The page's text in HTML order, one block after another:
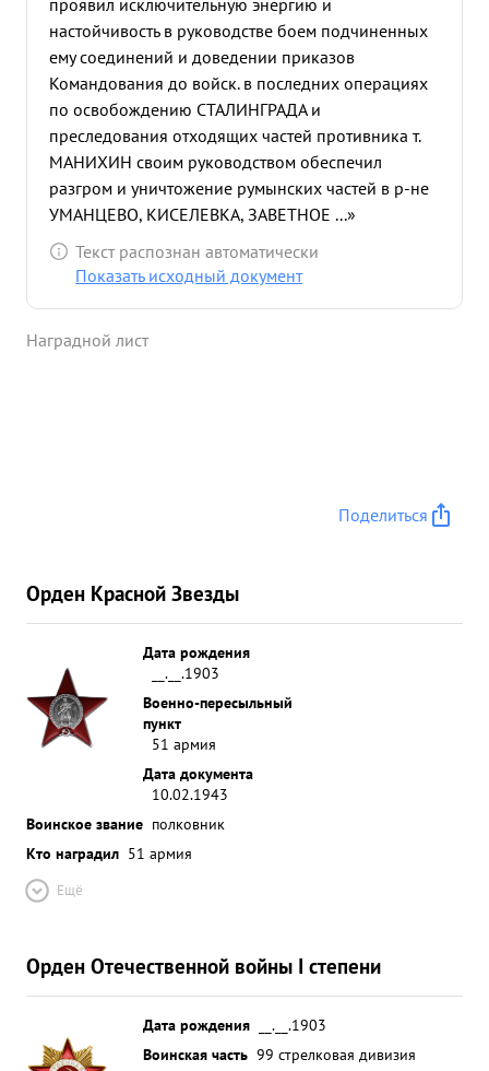
проявил исключительную энергию и
настойчивость в руководстве боем подчиненных
ему соединений и доведении приказов
Командования до войск. в последних операциях
по освобождению СТАЛИНГРАДА и
преследования отходящих частей противника т.
МАНИХИН своим руководством обеспечил
разгром и уничтожение румынских частей в р-не
УМАНЦЕВО, КИСЕЛЕВКА, ЗАВЕТНОЕ ...»
Текст распознан автоматически
Показать исходный документ
Наградной лист
Поделиться
Орден Красной Звезды
Дата рождения
__.__.1903
Военно-пересыльный
пункт
51 армия
Дата документа
10.02.1943
Воинское звание полковник
Кто наградил 51 армия
Ещё
Орден Отечественной войны I степени
Дата рождения
__.__.1903
Воинская часть 99 стрелковая дивизия